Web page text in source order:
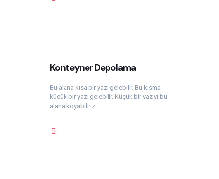
Konteyner Depolama
Bu alana kısa bir yazı gelebilir. Bu kısma
küçük bir yazı gelebilir. Küçük bir yazıyı bu
alana koyabiliriz.